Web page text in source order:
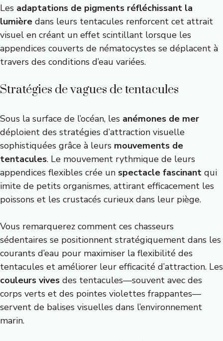
Les adaptations de pigments réfléchissant la
lumière dans leurs tentacules renforcent cet attrait
visuel en créant un effet scintillant lorsque les
appendices couverts de nématocystes se déplacent à
travers des conditions d’eau variées.
Stratégies de vagues de tentacules
Sous la surface de l’océan, les anémones de mer
déploient des stratégies d’attraction visuelle
sophistiquées grâce à leurs mouvements de
tentacules. Le mouvement rythmique de leurs
appendices flexibles crée un spectacle fascinant qui
imite de petits organismes, attirant efficacement les
poissons et les crustacés curieux dans leur piège.
Vous remarquerez comment ces chasseurs
sédentaires se positionnent stratégiquement dans les
courants d’eau pour maximiser la flexibilité des
tentacules et améliorer leur efficacité d’attraction. Les
couleurs vives des tentacules—souvent avec des
corps verts et des pointes violettes frappantes—
servent de balises visuelles dans l’environnement
marin.